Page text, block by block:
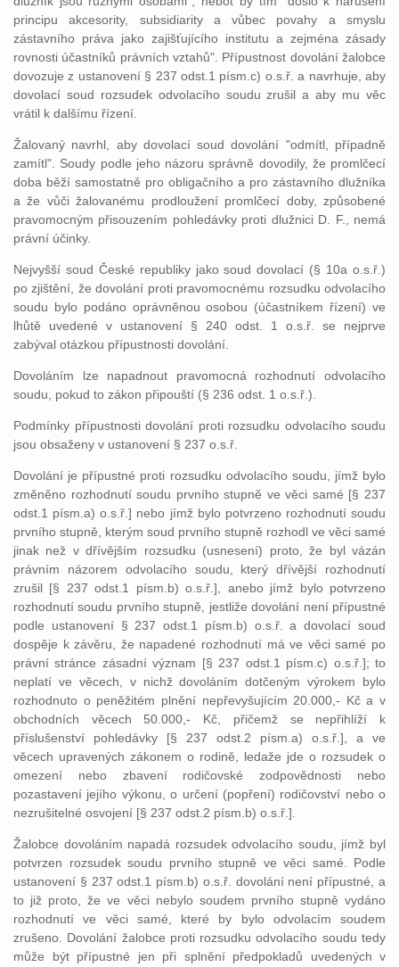
principu akcesority, subsidiarity a vůbec povahy a smyslu
zástavního práva jako zajišťujícího institutu a zejména zásady
rovnosti účastníků právních vztahů". Přípustnost dovolání žalobce
dovozuje z ustanovení § 237 odst.1 písm.c) o.s.ř. a navrhuje, aby
dovolací soud rozsudek odvolacího soudu zrušil a aby mu věc
vrátil k dalšímu řízení.
Žalovaný navrhl, aby dovolací soud dovolání "odmítl, případně
zamítl". Soudy podle jeho názoru správně dovodily, že promlčecí
doba běží samostatně pro obligačního a pro zástavního dlužníka
a že vůči žalovanému prodloužení promlčecí doby, způsobené
pravomocným přisouzením pohledávky proti dlužnici D. F., nemá
právní účinky.
Nejvyšší soud České republiky jako soud dovolací (§ 10a o.s.ř.)
po zjištění, že dovolání proti pravomocnému rozsudku odvolacího
soudu bylo podáno oprávněnou osobou (účastníkem řízení) ve
lhůtě uvedené v ustanovení § 240 odst. 1 o.s.ř. se nejprve
zabýval otázkou přípustnosti dovolání.
Dovoláním lze napadnout pravomocná rozhodnutí odvolacího
soudu, pokud to zákon připouští (§ 236 odst. 1 o.s.ř.).
Podmínky přípustnosti dovolání proti rozsudku odvolacího soudu
jsou obsaženy v ustanovení § 237 o.s.ř.
Dovolání je přípustné proti rozsudku odvolacího soudu, jímž bylo
změněno rozhodnutí soudu prvního stupně ve věci samé [§ 237
odst.1 písm.a) o.s.ř.] nebo jímž bylo potvrzeno rozhodnutí soudu
prvního stupně, kterým soud prvního stupně rozhodl ve věci samé
jinak než v dřívějším rozsudku (usnesení) proto, že byl vázán
právním názorem odvolacího soudu, který dřívější rozhodnutí
zrušil [§ 237 odst.1 písm.b) o.s.ř.], anebo jímž bylo potvrzeno
rozhodnutí soudu prvního stupně, jestliže dovolání není přípustné
podle ustanovení § 237 odst.1 písm.b) o.s.ř. a dovolací soud
dospěje k závěru, že napadené rozhodnutí má ve věci samé po
právní stránce zásadní význam [§ 237 odst.1 písm.c) o.s.ř.]; to
neplatí ve věcech, v nichž dovoláním dotčeným výrokem bylo
rozhodnuto o peněžitém plnění nepřevyšujícím 20.000,- Kč a v
obchodních věcech 50.000,- Kč, přičemž se nepřihlíží k
příslušenství pohledávky [§ 237 odst.2 písm.a) o.s.ř.], a ve
věcech upravených zákonem o rodině, ledaže jde o rozsudek o
omezení nebo zbavení rodičovské zodpovědnosti nebo
pozastavení jejího výkonu, o určení (popření) rodičovství nebo o
nezrušitelné osvojení [§ 237 odst.2 písm.b) o.s.ř.].
Žalobce dovoláním napadá rozsudek odvolacího soudu, jímž byl
potvrzen rozsudek soudu prvního stupně ve věci samé. Podle
ustanovení § 237 odst.1 písm.b) o.s.ř. dovolání není přípustné, a
to již proto, že ve věci nebylo soudem prvního stupně vydáno
rozhodnutí ve věci samé, které by bylo odvolacím soudem
zrušeno. Dovolání žalobce proti rozsudku odvolacího soudu tedy
může být přípustné jen při splnění předpokladů uvedených v